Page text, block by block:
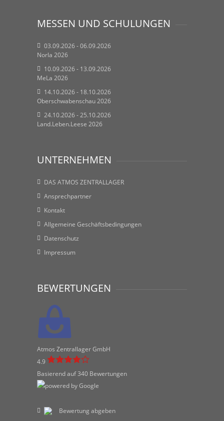
MESSEN UND SCHULUNGEN
03.09.2026 - 06.09.2026
Norla 2026
10.09.2026 - 13.09.2026
MeLa 2026
14.10.2026 - 18.10.2026
Oberschwabenschau 2026
24.10.2026 - 25.10.2026
Land.Leben.Leese 2026
UNTERNEHMEN
DAS ATMOS ZENTRALLAGER
Ansprechpartner
Kontakt
Allgemeine Geschäftsbedingungen
Datenschutz
Impressum
BEWERTUNGEN
Atmos Zentrallager GmbH
4.9
Basierend auf 340 Bewertungen
Bewertung abgeben